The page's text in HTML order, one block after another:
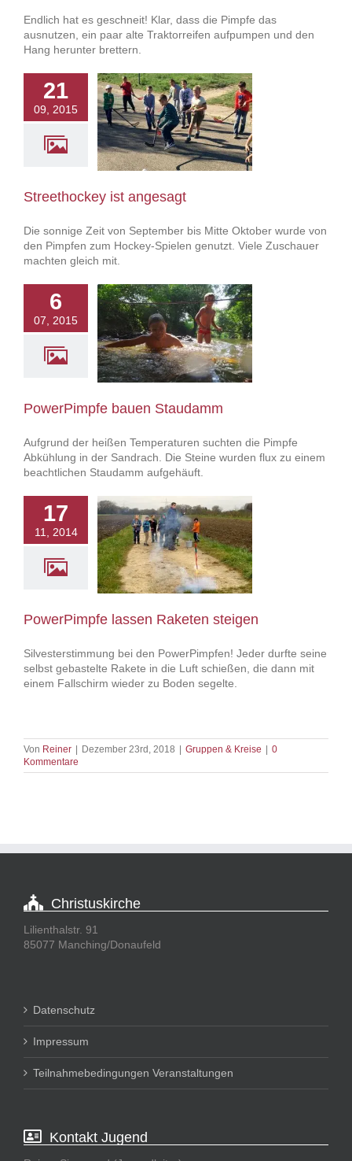
Endlich hat es geschneit! Klar, dass die Pimpfe das
ausnutzen, ein paar alte Traktorreifen aufpumpen und den
Hang herunter brettern.
21
09, 2015
Streethockey ist angesagt
Die sonnige Zeit von September bis Mitte Oktober wurde von
den Pimpfen zum Hockey-Spielen genutzt. Viele Zuschauer
machten gleich mit.
6
07, 2015
bauen
PowerPimpfe bauen Staudamm
Aufgrund der heißen Temperaturen suchten die Pimpfe
Abkühlung in der Sandrach. Die Steine wurden flux zu einem
beachtlichen Staudamm aufgehäuft.
17
11, 2014
lassen
steigen
PowerPimpfe lassen Raketen steigen
Silvesterstimmung bei den PowerPimpfen! Jeder durfte seine
selbst gebastelte Rakete in die Luft schießen, die dann mit
einem Fallschirm wieder zu Boden segelte.
Von Reiner Dezember 23rd, 2018 Gruppen & Kreise
0
Kommentare
Christuskirche
Lilienthalstr. 91
85077 Manching/Donaufeld
Datenschutz
Impressum
Teilnahmebedingungen Veranstaltungen
Kontakt Jugend